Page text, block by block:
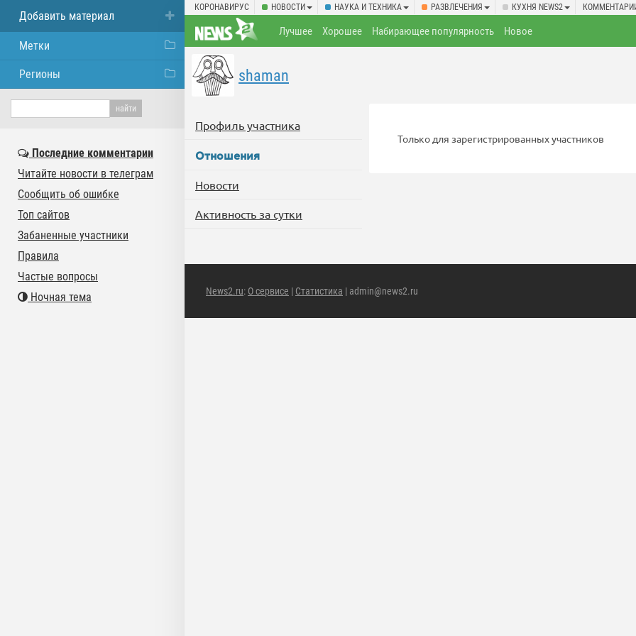
КОРОНАВИРУС НОВОСТИ НАУКА И ТЕХНИКА РАЗВЛЕЧЕНИЯ КУХНЯ NEWS2
Лучшее Хорошее Набирающее популярность Новое
shaman
Профиль участника
Отношения
Новости
Активность за сутки
Только для зарегистрированных участников
News2.ru: О сервисе | Статистика | admin@news2.ru
Добавить материал
Метки
Регионы
Последние комментарии
Читайте новости в телеграм
Сообщить об ошибке
Топ сайтов
Забаненные участники
Правила
Частые вопросы
Ночная тема